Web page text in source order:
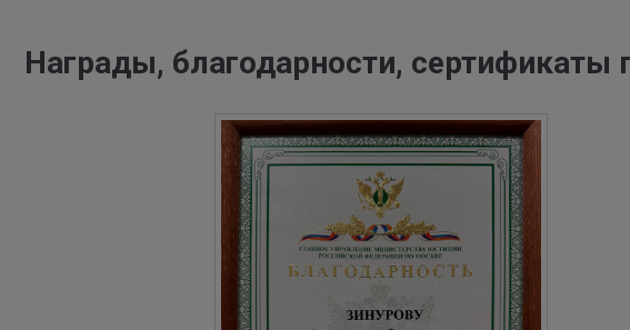
Награды, благодарности, сертификаты